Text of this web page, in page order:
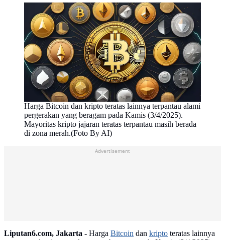
Harga Bitcoin dan kripto teratas lainnya terpantau alami
pergerakan yang beragam pada Kamis (3/4/2025).
Mayoritas kripto jajaran teratas terpantau masih berada
di zona merah.(Foto By AI)
Liputan6.com, Jakarta - Harga Bitcoin dan kripto teratas lainnya